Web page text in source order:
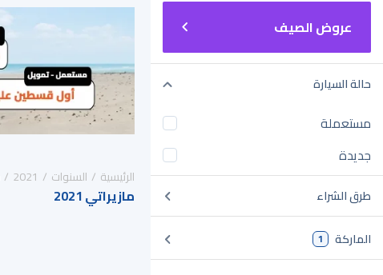
عروض الصيف
حالة السيارة
مستعملة
جديدة
طرق الشراء
الماركة 1
الرئيسية السنوات 2021
مازيراتي 2021